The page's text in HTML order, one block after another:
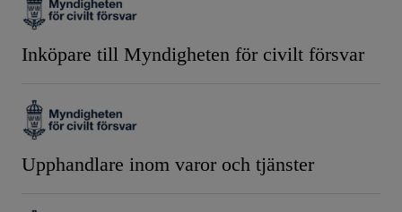
Inköpare till Myndigheten för civilt försvar
Upphandlare inom varor och tjänster